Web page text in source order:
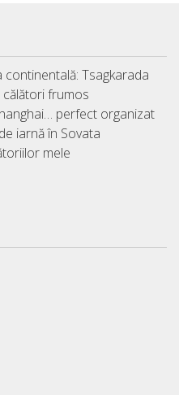
Tsagkarada
frumos
perfect organizat
iarnă în Sovata
mele